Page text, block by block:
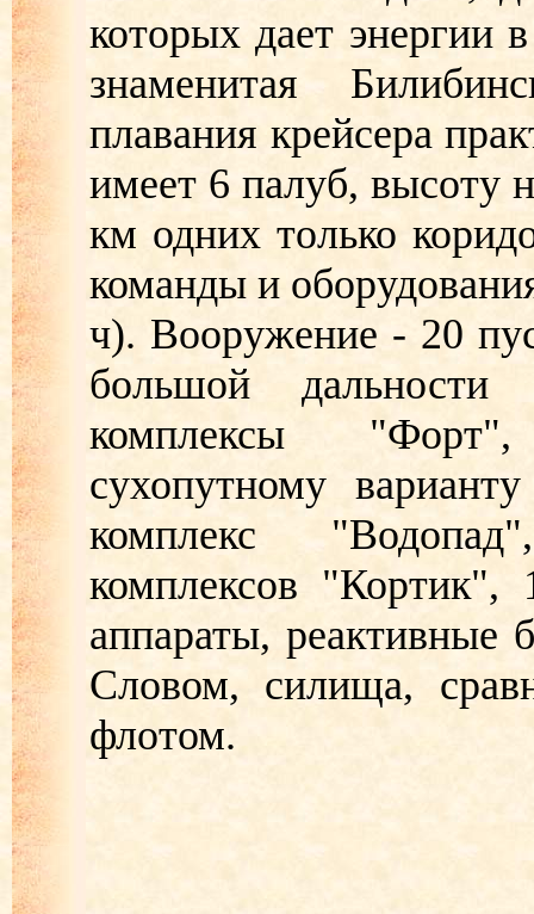
которых дает энергии
знаменитая
плавания крейсера
имеет 6 палуб, высоту
км одних только
команды и
ч). Вооружение - 20
большой дальности
комплексы "Форт",
сухопутному
комплекс
комплексов "Кортик",
аппараты, реактивные
Словом, силища,
флотом.